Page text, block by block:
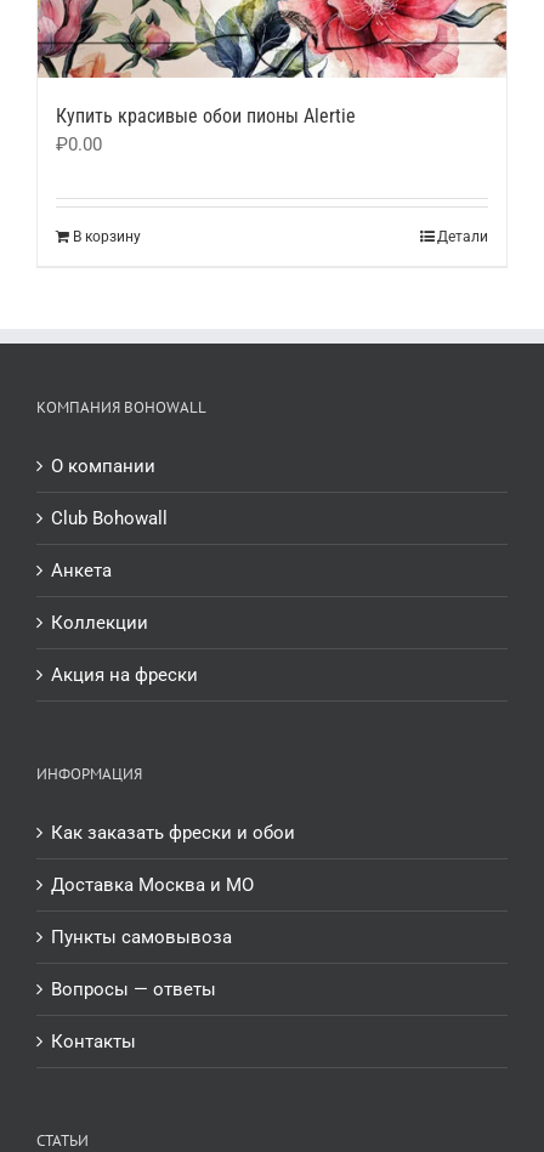
Купить красивые обои пионы Alertie
₽0.00
В корзину Детали
КОМПАНИЯ BOHOWALL
О компании
Club Bohowall
Анкета
Коллекции
Акция на фрески
ИНФОРМАЦИЯ
Как заказать фрески и обои
Доставка Москва и МО
Пункты самовывоза
Вопросы — ответы
Контакты
СТАТЬИ